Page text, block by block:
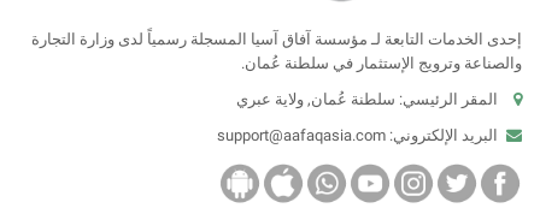
إحدى الخدمات التابعة لـ مؤسسة آفاق آسيا المسجلة رسمياً لدى وزارة التجارة
والصناعة وترويج الإستثمار في سلطنة عُمان.
المقر الرئيسي: سلطنة عُمان, ولاية عبري
البريد الإلكتروني: support@aafaqasia.com